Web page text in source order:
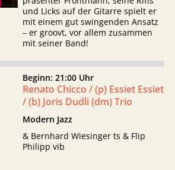
und Licks auf der Gitarre spielt er
mit einem gut swingenden Ansatz
– er groovt, vor allem zusammen
mit seiner Band!
Beginn: 21:00 Uhr
Renato Chicco / (p) Essiet Essiet
/ (b) Joris Dudli (dm) Trio
Modern Jazz
& Bernhard Wiesinger ts & Flip
Philipp vib